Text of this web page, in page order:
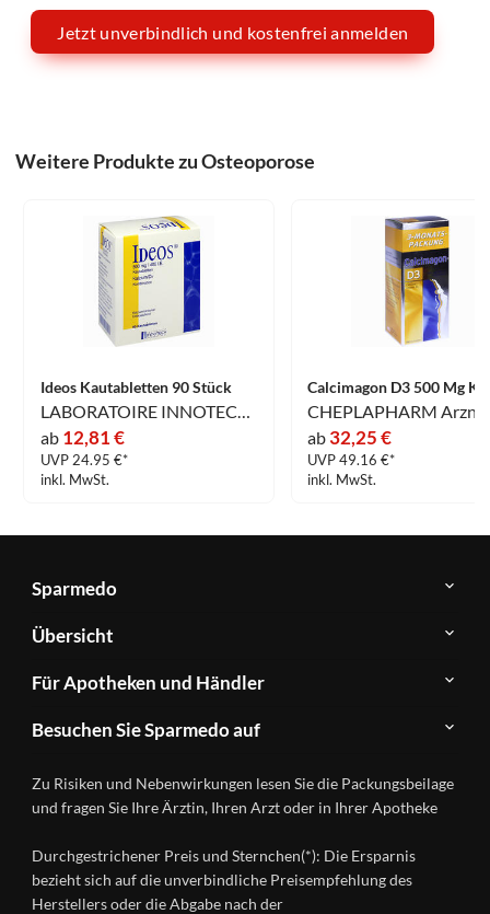
Jetzt unverbindlich und kostenfrei anmelden
Weitere Produkte zu Osteoporose
Ideos Kautabletten 90 Stück
ab 12,81 €
UVP 24.95 €*
inkl. MwSt.
ab 32,25 €
UVP 49.16 €*
inkl. MwSt.
Sparmedo
Über
Sparmedo
FAQ
Kontakt
Datenschutz
Nutzungsbedingungen
Übersicht
Herstellerverzeichnis
Produkte
A-
Ratgeber
Wirkstoffe
Gesundheitsmagazin
Für Apotheken und Händler
&
Händlerlogin
Besuchen Sie Sparmedo auf
Instagram
Zu Risiken und Nebenwirkungen lesen Sie die Packungsbeilage
und fragen Sie Ihre Ärztin, Ihren Arzt oder in Ihrer Apotheke
Durchgestrichener Preis und Sternchen(*): Die Ersparnis
bezieht sich auf die unverbindliche Preisempfehlung des
Herstellers oder die Abgabe nach der